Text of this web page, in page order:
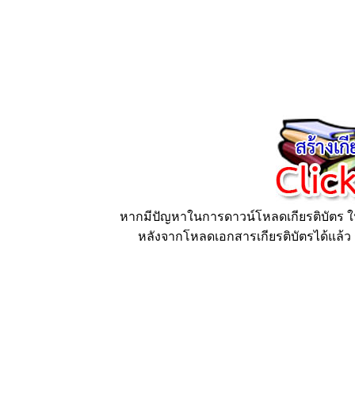
หากมีปัญหาในการดาวน์โหลดเกียรติบัตร
หลังจากโหลดเอกสารเกียรติบัตรได้แล้